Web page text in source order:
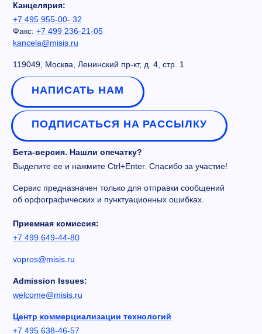
Канцелярия:
+7 495 955-00- 32
Факс: +7 499 236-21-05
kancela@misis.ru
119049, Москва, Ленинский пр-кт, д. 4, стр. 1
НАПИСАТЬ НАМ
ПОДПИСАТЬСЯ НА РАССЫЛКУ
Бета-версия. Нашли опечатку?
Выделите ее и нажмите Ctrl+Enter. Спасибо за участие!
Сервис предназначен только для отправки сообщений
об орфографических и пунктуационных ошибках.
Приемная комиссия:
+7 499 649-44-80
vopros@misis.ru
Admission Issues:
welcome@misis.ru
Центр коммерциализации технологий
+7 495 638-46-57